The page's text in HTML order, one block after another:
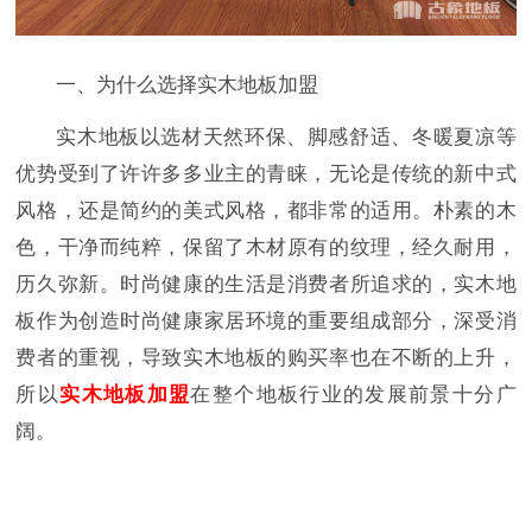
一、为什么选择实木地板加盟
实木地板以选材天然环保、脚感舒适、冬暖夏凉等
优势受到了许许多多业主的青睐，无论是传统的新中式
风格，还是简约的美式风格，都非常的适用。朴素的木
色，干净而纯粹，保留了木材原有的纹理，经久耐用，
历久弥新。时尚健康的生活是消费者所追求的，实木地
板作为创造时尚健康家居环境的重要组成部分，深受消
费者的重视，导致实木地板的购买率也在不断的上升，
所以实木地板加盟在整个地板行业的发展前景十分广
阔。